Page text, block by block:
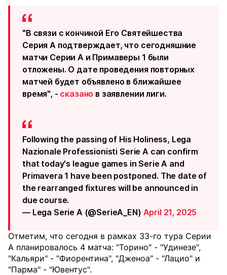
"В связи с кончиной Его Святейшества
Серия А подтверждает, что сегодняшние
матчи Серии А и Примаверы 1 были
отложены. О дате проведения повторных
матчей будет объявлено в ближайшее
время", - сказано в заявлении лиги.
Following the passing of His Holiness, Lega
Nazionale Professionisti Serie A can confirm
that today's league games in Serie A and
Primavera 1 have been postponed. The date of
the rearranged fixtures will be announced in
due course.
— Lega Serie A (@SerieA_EN) April 21, 2025
Отметим, что сегодня в рамках 33-го тура Серии
А планировалось 4 матча: "Торино" - "Удинезе",
"Кальяри" - "Фиорентина", "Дженоа" - "Лацио" и
"Парма" - "Ювентус".